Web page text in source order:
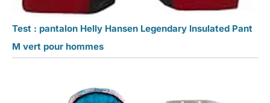
Test : pantalon Helly Hansen Legendary Insulated Pant
M vert pour hommes